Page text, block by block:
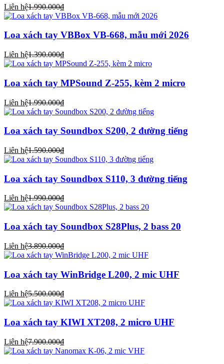
Liên hệ1.990.000₫
Loa xách tay VBBox VB-668, mẫu mới 2026
Liên hệ1.390.000₫
Loa xách tay MPSound Z-255, kèm 2 micro
Liên hệ1.990.000₫
Loa xách tay Soundbox S200, 2 đường tiếng
Liên hệ1.590.000₫
Loa xách tay Soundbox S110, 3 đường tiếng
Liên hệ1.990.000₫
Loa xách tay Soundbox S28Plus, 2 bass 20
Liên hệ3.890.000₫
Loa xách tay WinBridge L200, 2 mic UHF
Liên hệ5.500.000₫
Loa xách tay KIWI XT208, 2 micro UHF
Liên hệ7.900.000₫